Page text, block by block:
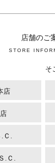
店舗のご
STORE
店
Ｃ.
.Ｃ.
そ